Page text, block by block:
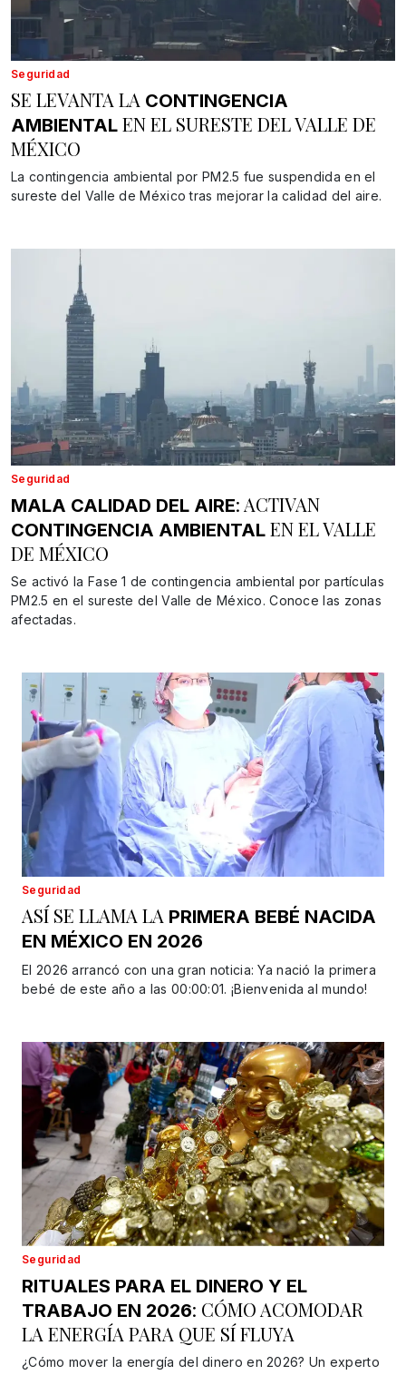
Seguridad
SE LEVANTA LA CONTINGENCIA
AMBIENTAL EN EL SURESTE DEL VALLE DE
MÉXICO
La contingencia ambiental por PM2.5 fue suspendida en el
sureste del Valle de México tras mejorar la calidad del aire.
Seguridad
MALA CALIDAD DEL AIRE: ACTIVAN
CONTINGENCIA AMBIENTAL EN EL VALLE
DE MÉXICO
Se activó la Fase 1 de contingencia ambiental por partículas
PM2.5 en el sureste del Valle de México. Conoce las zonas
afectadas.
Seguridad
ASÍ SE LLAMA LA PRIMERA BEBÉ NACIDA
EN MÉXICO EN 2026
El 2026 arrancó con una gran noticia: Ya nació la primera
bebé de este año a las 00:00:01. ¡Bienvenida al mundo!
Seguridad
RITUALES PARA EL DINERO Y EL
TRABAJO EN 2026: CÓMO ACOMODAR
LA ENERGÍA PARA QUE SÍ FLUYA
¿Cómo mover la energía del dinero en 2026? Un experto